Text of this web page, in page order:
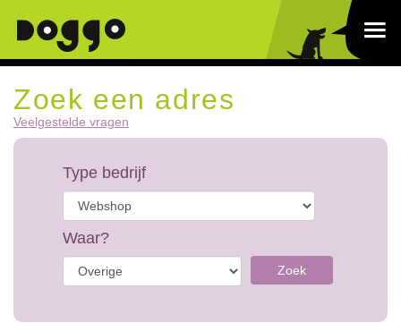
Zoek een adres
Veelgestelde vragen
Type bedrijf
Waar?
Zoek